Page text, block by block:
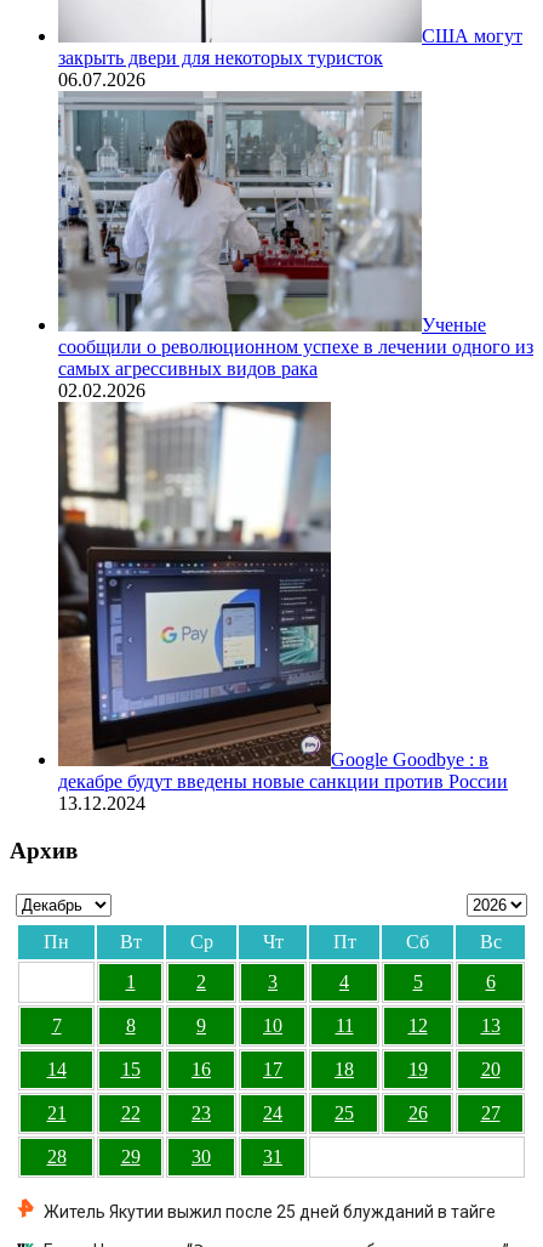
США могут
закрыть двери для некоторых туристок
06.07.2026
Ученые
сообщили о революционном успехе в лечении одного из
самых агрессивных видов рака
02.02.2026
Google Goodbye : в
декабре будут введены новые санкции против России
13.12.2024
Архив
Пн Вт Ср Чт Пт Сб
Вс
1
2 3 4 5 6
7 8 9 10 11 12 13
14 15 16 17 18 19 20
21 22 23 24 25 26 27
28 29 30 31
Житель Якутии выжил после 25 дней блужданий в тайге